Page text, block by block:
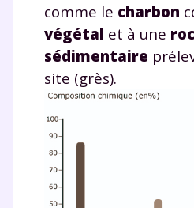
comme le charbon
végétal et à une
sédimentaire
site (grès).